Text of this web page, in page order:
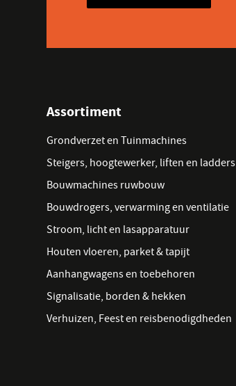
Assortiment
Grondverzet en Tuinmachines
Steigers, hoogtewerker, liften en ladders
Bouwmachines ruwbouw
Bouwdrogers, verwarming en ventilatie
Stroom, licht en lasapparatuur
Houten vloeren, parket & tapijt
Aanhangwagens en toebehoren
Signalisatie, borden & hekken
Verhuizen, Feest en reisbenodigdheden